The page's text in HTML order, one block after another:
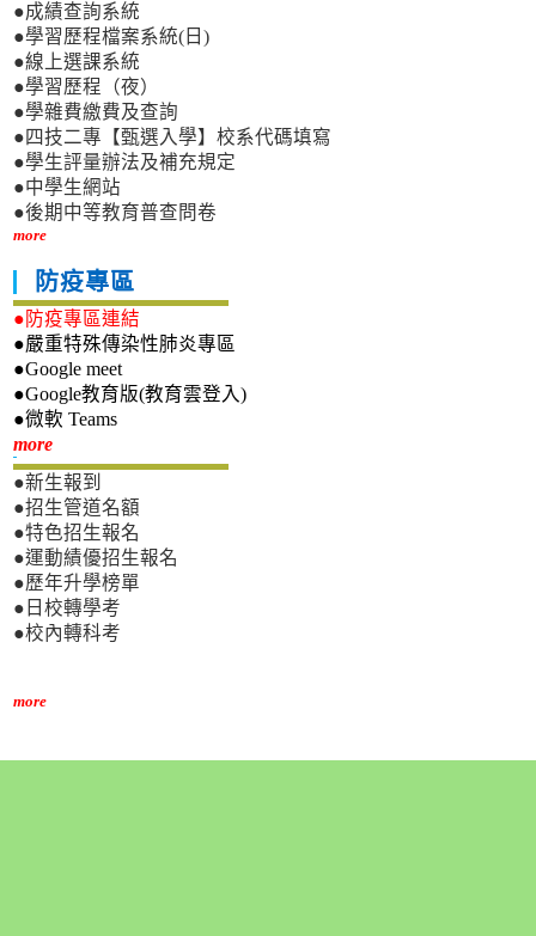
●成績查詢系統
●學習歷程檔案系統(日)
●線上選課系統
●學習歷程（夜）
●學雜費繳費及查詢
●四技二專【甄選入學】校系代碼填寫
●學生評量辦法及補充規定
●中學生網站
●後期中等教育普查問卷
more
防疫專區
●防疫專區連結
●嚴重特殊傳染性肺炎專區
●Google meet
●Google教育版(教育雲登入)
●微軟 Teams
more新生專區
●新生報到
●招生管道名額
●特色招生報名
●運動績優招生報名
●歷年升學榜單
●日校轉學考
●校內轉科考
more